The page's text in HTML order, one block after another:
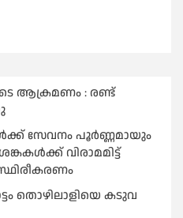
ആക്രമണം : രണ്ട്
സേവനം പൂര്‍ണ്ണമായും
വിരാമമിട്ട്
തൊഴിലാളിയെ കടുവ